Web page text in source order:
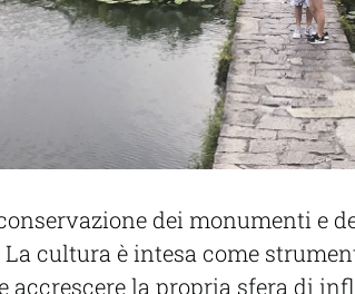
dei monumenti e
cultura è intesa come
la propria sfera di